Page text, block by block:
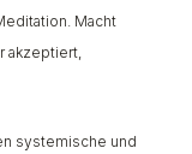
Macht
akzeptiert,
systemische und